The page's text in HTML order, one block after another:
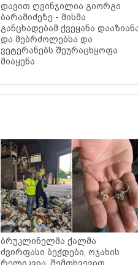
დავით ღვინჯილია გიორგი
ბარამიძეზე - მისმა
განცხადებამ ქვეყანა
და მებრძოლებსა და
ვეტერანებს შეურაცხყოფა
მიაყენა
ბრუკლინელმა ქალმა
ძვირფასი ბეჭდები, ოჯახის
რელიკვია, შემთხვევით